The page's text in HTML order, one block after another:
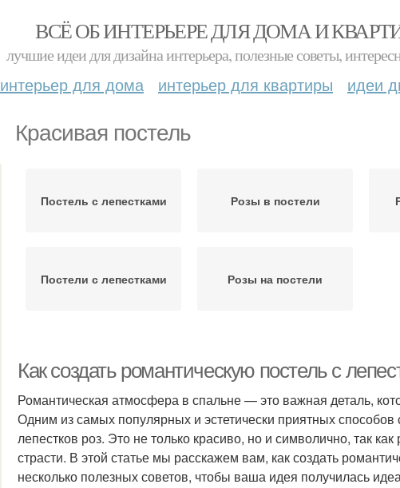
ВСЁ ОБ ИНТЕРЬЕРЕ ДЛЯ ДОМА И
лучшие идеи для дизайна интерьера, полезные советы,
интерьер для дома интерьер для квартиры идеи
Красивая постель
Постель с лепестками Розы в постели
Постели с лепестками Розы на постели
Как создать романтическую постель с
Романтическая атмосфера в спальне — это важная деталь,
Одним из самых популярных и эстетически приятных
лепестков роз. Это не только красиво, но и символично, так
страсти. В этой статье мы расскажем вам, как создать
несколько полезных советов, чтобы ваша идея получилась